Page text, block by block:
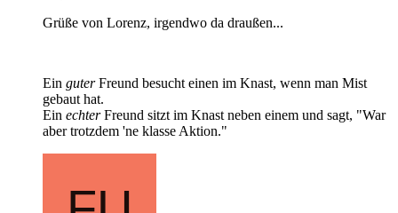
Grüße von Lorenz, irgendwo da draußen...
Ein guterFreund besucht einen im Knast, wenn man Mist
gebaut hat.
Ein echterFreund sitzt im Knast neben einem und sagt, "War
aber trotzdem 'ne klasse Aktion."